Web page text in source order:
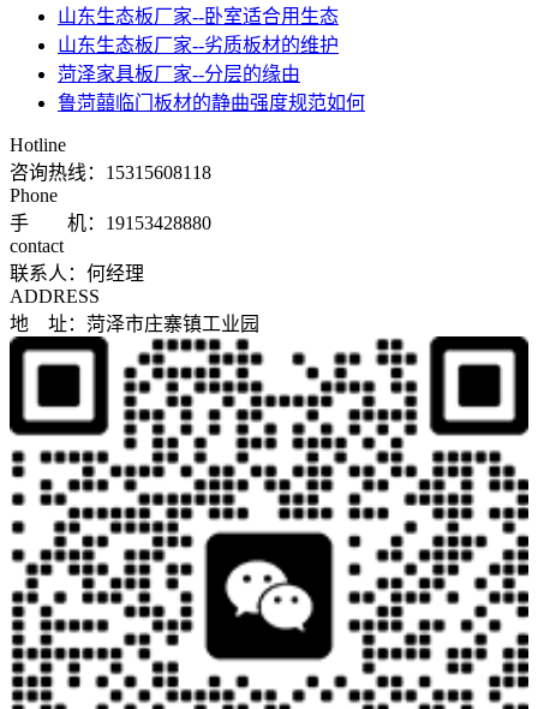
山东生态板厂家--卧室适合用生态
山东生态板厂家--劣质板材的维护
菏泽家具板厂家--分层的缘由
鲁菏囍临门板材的静曲强度规范如何
Hotline
咨询热线： 15315608118
Phone
手 机：19153428880
contact
联系人：何经理
ADDRESS
地 址：菏泽市庄寨镇工业园